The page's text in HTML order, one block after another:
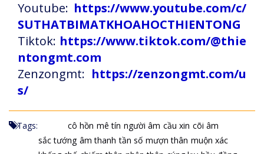
Youtube: https://www.youtube.com/c/
SUTHATBIMATKHOAHOCTHIENTONG
Tiktok: https://www.tiktok.com/@thie
ntongmt.com
Zenzongmt: https://zenzongmt.com/u
s/
Tags: cô hồn mê tín người âm cầu xin cõi âm
sắc tướng âm thanh tần số mượn thân muộn xác